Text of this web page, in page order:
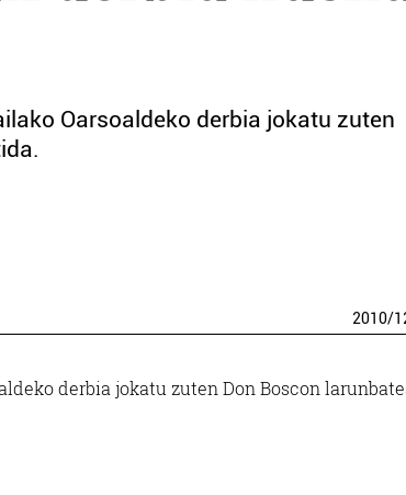
Oarsoaldeko derbia jokatu zuten
2010/
derbia jokatu zuten Don Boscon